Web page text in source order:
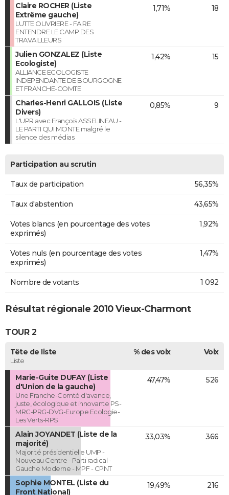
Claire ROCHER (Liste
Extrême gauche)
LUTTE OUVRIERE - FAIRE
ENTENDRE LE CAMP DES
TRAVAILLEURS
1,71% 18
Julien GONZALEZ (Liste
Ecologiste)
ALLIANCE ECOLOGISTE
INDEPENDANTE DE BOURGOGNE
ET FRANCHE-COMTE
1,42% 15
Charles-Henri GALLOIS (Liste
Divers)
L'UPR avec François ASSELINEAU -
LE PARTI QUI MONTE malgré le
silence des médias
0,85% 9
Participation au scrutin
Taux de participation 56,35%
Taux d'abstention 43,65%
Votes blancs (en pourcentage des votes
exprimés)
1,92%
Votes nuls (en pourcentage des votes
exprimés)
1,47%
Nombre de votants 1 092
Résultat régionale 2010 Vieux-Charmont
TOUR 2
Tête de liste
Liste
% des voix Voix
Marie-Guite DUFAY (Liste
d'Union de la gauche)
Une Franche-Comté d'avance,
juste, écologique et innovante PS-
MRC-PRG-DVG-Europe Ecologie-
Les Verts-RPS
47,47% 526
Alain JOYANDET (Liste de la
majorité)
Majorité présidentielle UMP -
Nouveau Centre - Parti radical -
Gauche Moderne - MPF - CPNT
33,03% 366
Sophie MONTEL (Liste du
Front National)
19,49% 216